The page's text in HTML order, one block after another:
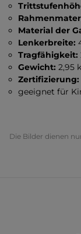
Material der
Lenkerbreite:
Tragfähigkeit:
Gewicht:2,95
Zertifizierung:
geeignet für
Die Bilder dienen